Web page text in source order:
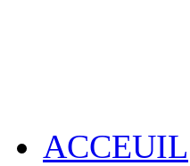
ACCEUIL